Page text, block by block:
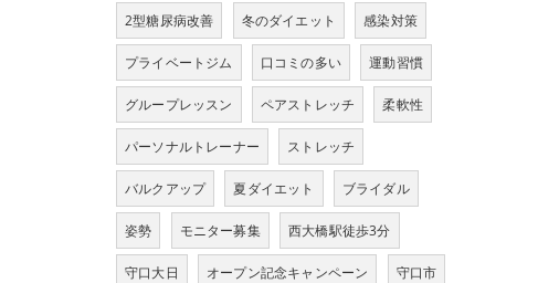
2型糖尿病改善 冬のダイエット 感染対策
プライベートジム 口コミの多い 運動習慣
グループレッスン ペアストレッチ 柔軟性
パーソナルトレーナー ストレッチ
バルクアップ 夏ダイエット ブライダル
姿勢 モニター募集 西大橋駅徒歩3分
守口大日 オープン記念キャンペーン 守口市